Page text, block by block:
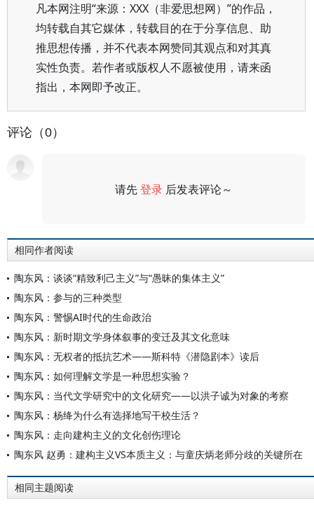
凡本网注明“来源：XXX（非爱思想网）”的作品，
均转载自其它媒体，转载目的在于分享信息、助
推思想传播，并不代表本网赞同其观点和对其真
实性负责。若作者或版权人不愿被使用，请来函
指出，本网即予改正。
评论（0）
请先登录 后发表评论～
相同作者阅读
陶东风：谈谈“精致利己主义”与“愚昧的集体主义”
陶东风：参与的三种类型
陶东风：警惕AI时代的生命政治
陶东风：新时期文学身体叙事的变迁及其文化意味
陶东风：无权者的抵抗艺术——斯科特《潜隐剧本》读后
陶东风：如何理解文学是一种思想实验？
陶东风：当代文学研究中的文化研究——以洪子诚为对象的考察
陶东风：杨绛为什么有选择地写干校生活？
陶东风：走向建构主义的文化创伤理论
陶东风 赵勇：建构主义VS本质主义：与童庆炳老师分歧的关键所在
相同主题阅读